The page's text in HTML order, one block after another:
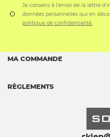
Je consens à l'envoi de la lettre
données personnelles qui en
politique de confidentialité.
MA COMMANDE
RÈGLEMENTS